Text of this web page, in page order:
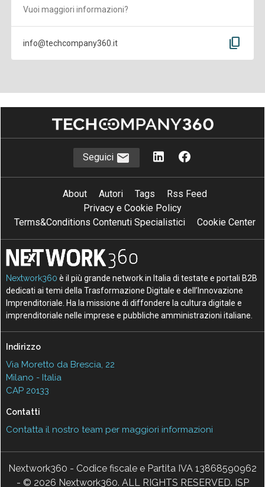
Vuoi maggiori informazioni?
info@techcompany360.it content_copy
Seguici
About Autori Tags
Rss Feed
Privacy e Cookie Policy
Terms&Conditions Contenuti Specialistici
Cookie Center
Nextwork360 è il più grande network in Italia di testate e portali B2B
dedicati ai temi della Trasformazione Digitale e dell’Innovazione
Imprenditoriale. Ha la missione di diffondere la cultura digitale e
imprenditoriale nelle imprese e pubbliche amministrazioni italiane.
Indirizzo
Via Moretto da Brescia, 22
Milano - Italia
CAP 20133
Contatti
Contatta il nostro team per maggiori informazioni
Nextwork360 - Codice fiscale e Partita IVA 13868590962
- © 2026 Nextwork360. ALL RIGHTS RESERVED. ISP